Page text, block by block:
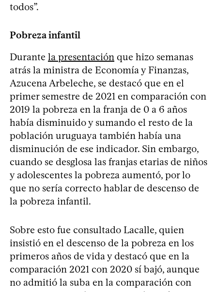
todos”.
Pobreza infantil
Durante la presentación que hizo semanas
atrás la ministra de Economía y Finanzas,
Azucena Arbeleche, se destacó que en el
primer semestre de 2021 en comparación con
2019 la pobreza en la franja de 0 a 6 años
había disminuido y sumando el resto de la
población uruguaya también había una
disminución de ese indicador. Sin embargo,
cuando se desglosa las franjas etarias de niños
y adolescentes la pobreza aumentó, por lo
que no sería correcto hablar de descenso de
la pobreza infantil.
Sobre esto fue consultado Lacalle, quien
insistió en el descenso de la pobreza en los
primeros años de vida y destacó que en la
comparación 2021 con 2020 sí bajó, aunque
no admitió la suba en la comparación con